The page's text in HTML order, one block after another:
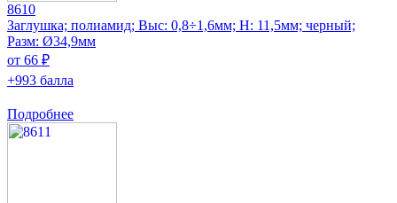
8610
Заглушка; полиамид; Выс: 0,8÷1,6мм; H: 11,5мм; черный;
Разм: Ø34,9мм
от 66 ₽
+993 балла
Подробнее